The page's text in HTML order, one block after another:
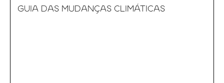
GUIA DAS MUDANÇAS CLIMÁTICAS